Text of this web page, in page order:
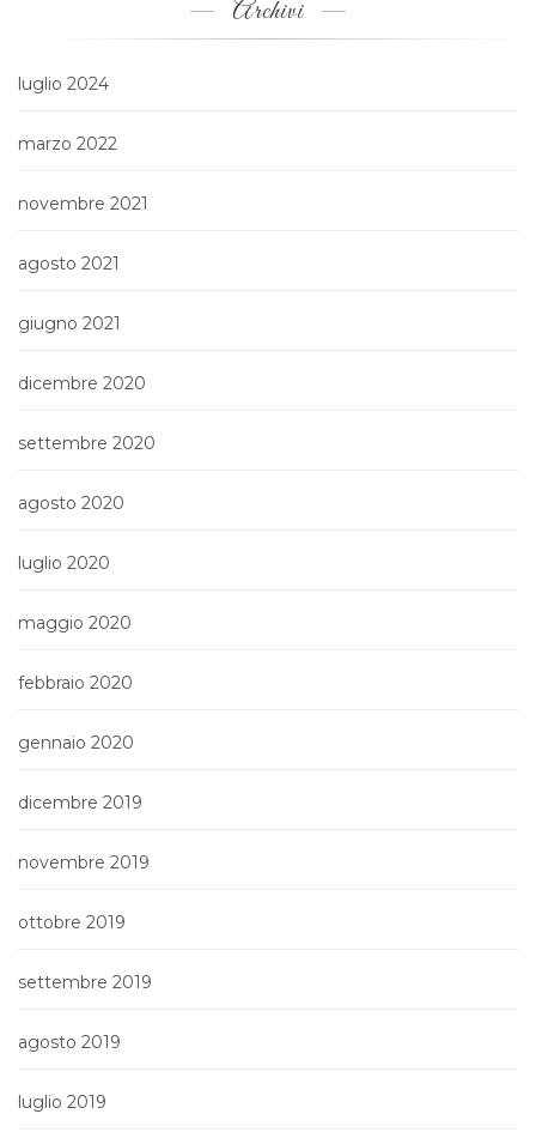
Archivi
luglio 2024
marzo 2022
novembre 2021
agosto 2021
giugno 2021
dicembre 2020
settembre 2020
agosto 2020
luglio 2020
maggio 2020
febbraio 2020
gennaio 2020
dicembre 2019
novembre 2019
ottobre 2019
settembre 2019
agosto 2019
luglio 2019